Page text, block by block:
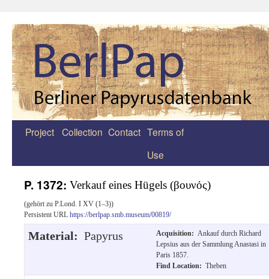
Zum
Project Collection Contact Terms of
Use
P. 1372: Verkauf eines Hügels (βουνός)
(gehört zu P.Lond. I XV (1–3))
Persistent URL https://berlpap.smb.museum/00819/
Material: Papyrus Acquisition: Ankauf durch Richard
Lepsius aus der Sammlung Anastasi in
Paris 1857.
Find Location: Theben